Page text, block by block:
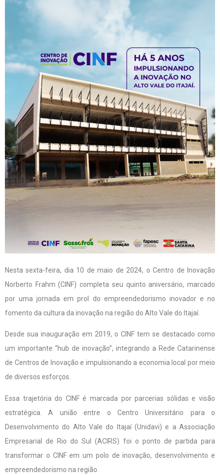
Nesta sexta-feira, dia 10 de maio de 2024, o Centro de Inovação
Norberto Frahm (CINF) completa seu quinto aniversário, marcado
por uma jornada em prol do empreendedorismo inovador e no
fomento da cultura da inovação na região do Alto Vale do Itajaí.
Desde sua inauguração em 2019, o CINF tem se destacado como
um importante “hub de inovação”, integrando a Rede Catarinense
de Centros de Inovação e impulsionando a economia local por meio
de diversos esforços.
Essa trajetória do CINF é marcada por parcerias sólidas e visão
estratégica. A união entre o Centro Universitário para o
Desenvolvimento do Alto Vale do Itajaí (Unidavi) e a Associação
Empresarial de Rio do Sul (ACIRS) foi o ponto de partida para
transformar o CINF em um polo de inovação, desenvolvimento e
empreendedorismo na região.